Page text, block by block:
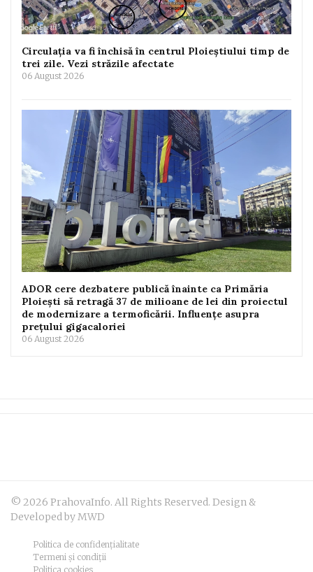
Circulația va fi închisă în centrul Ploieștiului timp de
trei zile. Vezi străzile afectate
06 August 2026
ADOR cere dezbatere publică înainte ca Primăria
Ploiești să retragă 37 de milioane de lei din proiectul
de modernizare a termoficării. Influențe asupra
prețului gigacaloriei
06 August 2026
© 2026 PrahovaInfo. All Rights Reserved. Design &
Developed by MWD
Politica de confidențialitate
Termeni și condiții
Politica cookies